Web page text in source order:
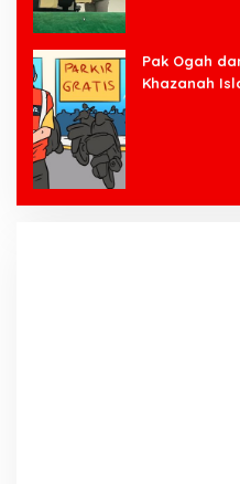
Pak Ogah
Khazanah